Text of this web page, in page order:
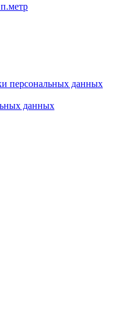
персональных данных
данных